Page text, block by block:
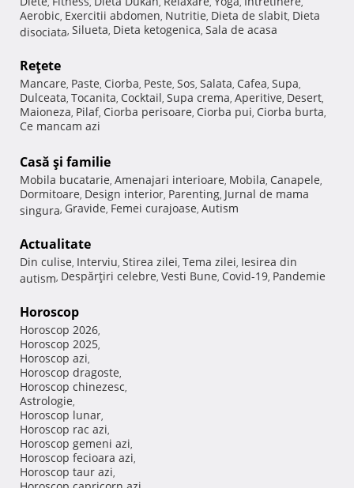
Aerobic, Exercitii abdomen, Nutritie, Dieta de slabit, Dieta
disociata, Silueta, Dieta ketogenica, Sala de acasa
Reţete
Mancare, Paste, Ciorba, Peste, Sos, Salata, Cafea, Supa,
Dulceata, Tocanita, Cocktail, Supa crema, Aperitive, Desert,
Maioneza, Pilaf, Ciorba perisoare, Ciorba pui, Ciorba burta,
Ce mancam azi
Casă şi familie
Mobila bucatarie, Amenajari interioare, Mobila, Canapele,
Dormitoare, Design interior, Parenting, Jurnal de mama
singura, Gravide, Femei curajoase, Autism
Actualitate
Din culise, Interviu, Stirea zilei, Tema zilei, Iesirea din
autism, Despărţiri celebre, Vesti Bune, Covid-19, Pandemie
Horoscop
Horoscop 2026,
Horoscop 2025,
Horoscop azi,
Horoscop dragoste,
Horoscop chinezesc,
Astrologie,
Horoscop lunar,
Horoscop rac azi,
Horoscop gemeni azi,
Horoscop fecioara azi,
Horoscop taur azi,